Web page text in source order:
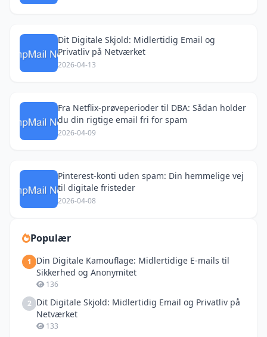
Dit Digitale Skjold: Midlertidig Email og
Privatliv på Netværket
2026-04-13
Fra Netflix-prøveperioder til DBA: Sådan holder
du din rigtige email fri for spam
2026-04-09
Pinterest-konti uden spam: Din hemmelige vej
til digitale fristeder
2026-04-08
Populær
1
Din Digitale Kamouflage: Midlertidige E-mails til
Sikkerhed og Anonymitet
136
2 Dit Digitale Skjold: Midlertidig Email og Privatliv på
Netværket
133